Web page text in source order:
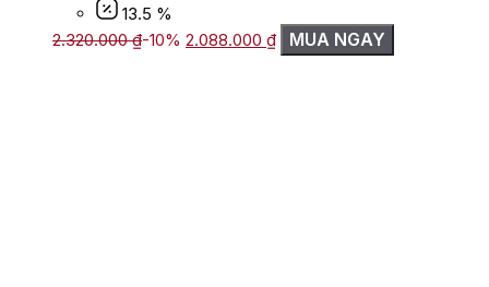
13.5 %
2.320.000₫-10% Giá
gốc
2.088.000 ₫Giá
hiện
MUA NGAY